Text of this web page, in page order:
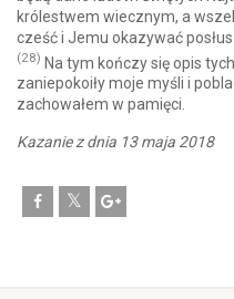
królestwem wiecznym, a
cześć i Jemu okazywać
(28) Na tym kończy się opis
zaniepokoiły moje myśli i
zachowałem w pamięci.
Kazanie z dnia 13 maja 2018